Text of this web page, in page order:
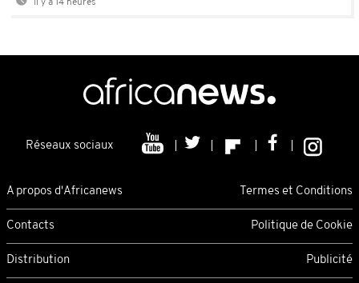
Il y a 14 heures
Réseaux sociaux
A propos d'Africanews Termes et Conditions
Contacts Politique de Cookie
Distribution Publicité